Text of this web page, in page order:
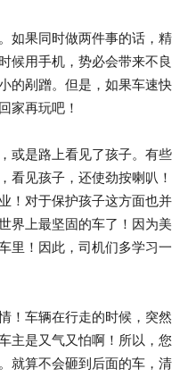
如果同时做两件事的话，精
候用手机，势必会带来不良
的剐蹭。但是，如果车速快
家再玩吧！
或是路上看见了孩子。有些
看见孩子，还使劲按喇叭！
！对于保护孩子这方面也并
界上最坚固的车了！因为美
里！因此，司机们多学习一
！车辆在行走的时候，突然
主是又气又怕啊！所以，您
就算不会砸到后面的车，清